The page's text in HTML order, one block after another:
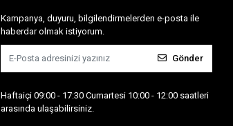
Kampanya, duyuru, bilgilendirmelerden e-posta ile
haberdar olmak istiyorum.
Gönder
Haftaiçi 09:00 - 17:30 Cumartesi 10:00 - 12:00 saatleri
arasında ulaşabilirsiniz.